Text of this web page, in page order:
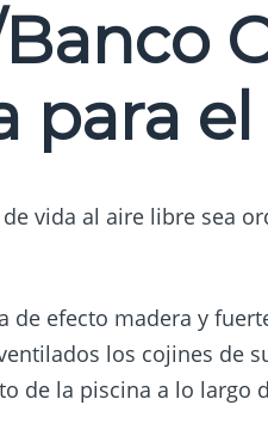
para
vida al aire libre sea
de efecto madera y
los cojines de
de la piscina a lo largo